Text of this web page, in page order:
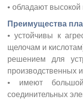
• обладают высокой
Преимущества
• устойчивы к
щелочам и
решением для
производственных
• имеют
соединительных